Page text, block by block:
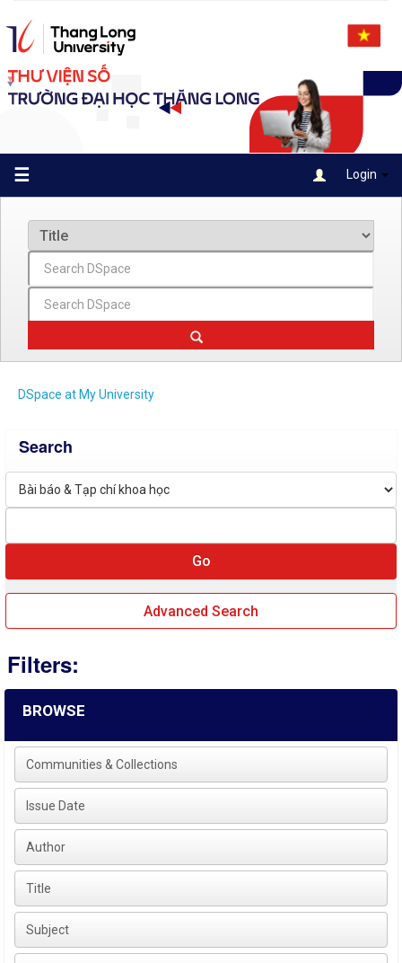
navigation
☰ Login
DSpace at My University
Search
Advanced Search
Filters:
BROWSE
Communities & Collections
Issue Date
Author
Title
Subject